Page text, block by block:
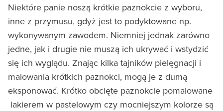
Niektóre panie noszą krótkie paznokcie z wyboru,
inne z przymusu, gdyż jest to podyktowane np.
wykonywanym zawodem. Niemniej jednak zarówno
jedne, jak i drugie nie muszą ich ukrywać i wstydzić
się ich wyglądu. Znając kilka tajników pielęgnacji i
malowania krótkich paznokci, mogą je z dumą
eksponować. Krótko obcięte paznokcie pomalowane
lakierem w pastelowym czy mocniejszym kolorze są